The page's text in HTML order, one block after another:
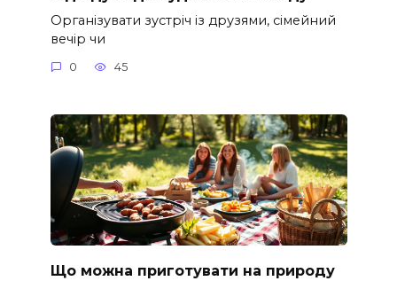
Організувати зустріч із друзями, сімейний
вечір чи
0 45
Що можна приготувати на природу